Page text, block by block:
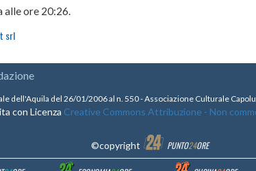
alle ore 20:26.
srl
dell'Aquila del 26/01/2006 al n. 550 - Associazione Culturale
con Licenza Creative Commons Attribuzione - Non
©copyright
PUNTO24ORE